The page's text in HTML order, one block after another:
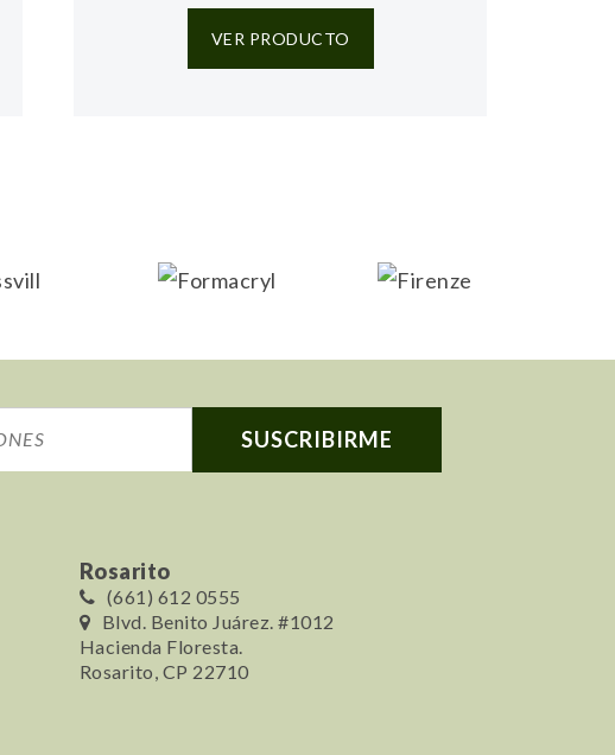
VER PRODUCTO
Rosarito
(661) 612 0555
Blvd. Benito Juárez. #1012
Hacienda Floresta.
Rosarito, CP 22710